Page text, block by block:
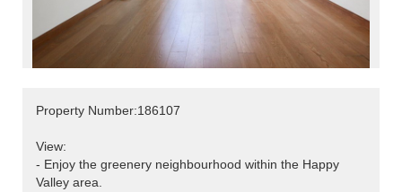
Property Number:186107
View:
- Enjoy the greenery neighbourhood within the Happy
Valley area.